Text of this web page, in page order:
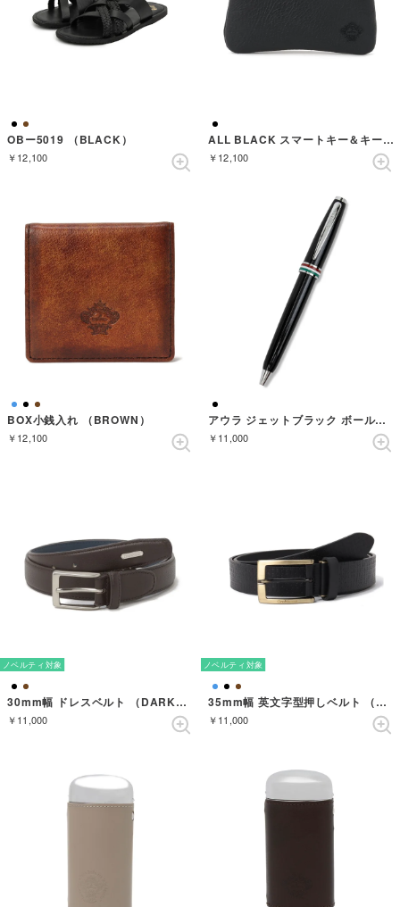
OBー5019 （BLACK）
￥12,100
ALL BLACK スマートキー＆キーケース （BLACK）
￥12,100
BOX小銭入れ （BROWN）
￥12,100
アウラ ジェットブラック ボールペン
￥11,000
ノベルティ対象
30mm幅 ドレスベルト （DARKBROWN）
￥11,000
ノベルティ対象
35mm幅 英文字型押しベルト （BLACK）
￥11,000